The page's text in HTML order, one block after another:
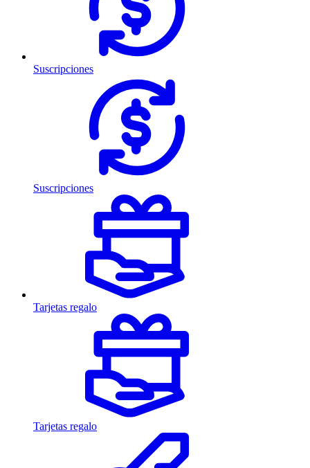
Suscripciones
Suscripciones
Tarjetas regalo
Tarjetas regalo